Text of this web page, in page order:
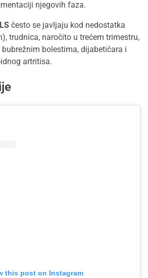
njegovih faza.
često se javljaju kod nedostatka
trudnica, naročito u trećem trimestru,
bolestima, dijabetičara i
artritisa.
this post on Instagram